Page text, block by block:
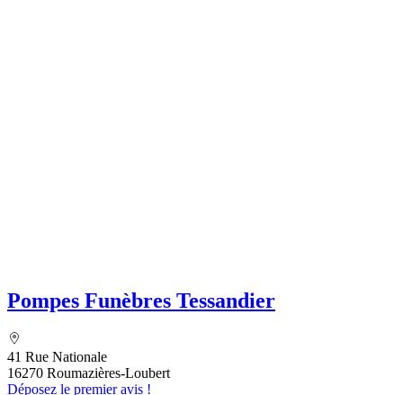
Pompes Funèbres Tessandier
41 Rue Nationale
16270 Roumazières-Loubert
Déposez le premier avis !